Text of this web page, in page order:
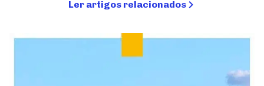
Simulador de PisosLer artigos relacionados